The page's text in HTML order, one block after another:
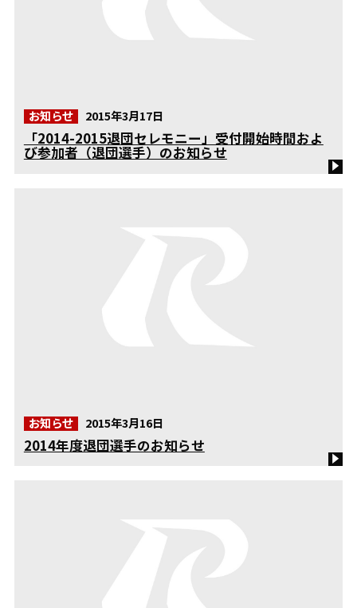
お知らせ 2015年3月17日
「2014-2015退団セレモニー」受付開始時間およ
び参加者（退団選手）のお知らせ
お知らせ 2015年3月16日
2014年度退団選手のお知らせ